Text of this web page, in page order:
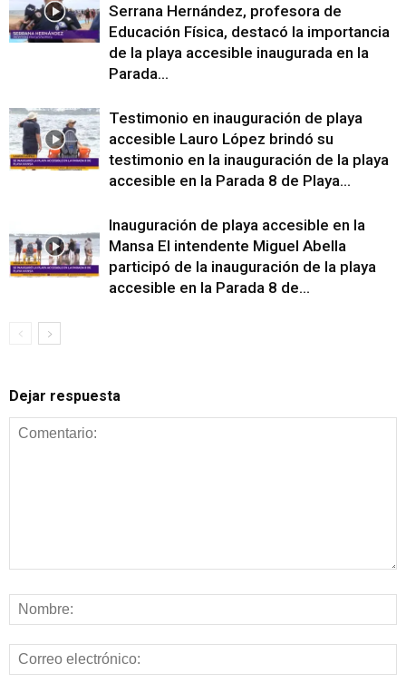
Serrana Hernández, profesora de
Educación Física, destacó la importancia
de la playa accesible inaugurada en la
Parada...
Testimonio en inauguración de playa
accesible Lauro López brindó su
testimonio en la inauguración de la playa
accesible en la Parada 8 de Playa...
Inauguración de playa accesible en la
Mansa El intendente Miguel Abella
participó de la inauguración de la playa
accesible en la Parada 8 de...
Dejar respuesta